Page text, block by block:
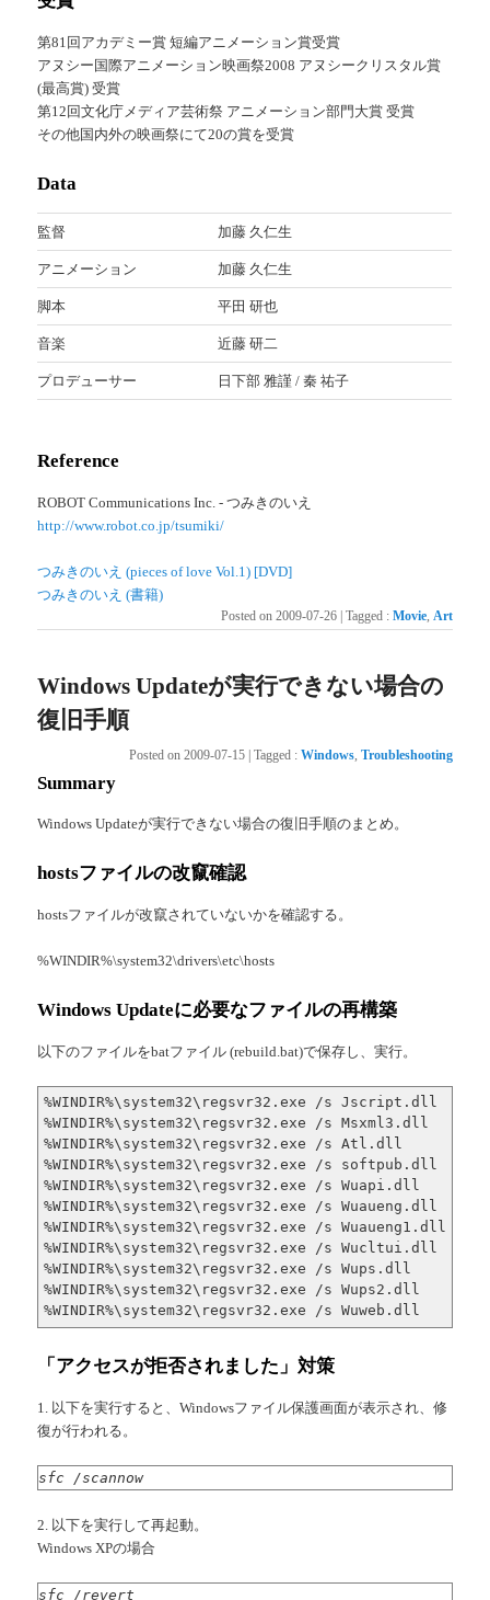
第81回アカデミー賞 短編アニメーション賞受賞
アヌシー国際アニメーション映画祭2008 アヌシークリスタル賞
(最高賞) 受賞
第12回文化庁メディア芸術祭 アニメーション部門大賞 受賞
その他国内外の映画祭にて20の賞を受賞
Data
監督 加藤 久仁生
アニメーション 加藤 久仁生
脚本 平田 研也
音楽 近藤 研二
プロデューサー 日下部 雅謹 / 秦 祐子
Reference
ROBOT Communications Inc. - つみきのいえ
http://www.robot.co.jp/tsumiki/
つみきのいえ (pieces of love Vol.1) [DVD]
つみきのいえ (書籍)
Posted on 2009-07-26 Tagged : Movie, Art
Windows Updateが実行できない場合の
復旧手順
Posted on 2009-07-15 | Tagged : Windows, Troubleshooting
Summary
Windows Updateが実行できない場合の復旧手順のまとめ。
hostsファイルの改竄確認
hostsファイルが改竄されていないかを確認する。
%WINDIR%\system32\drivers\etc\hosts
Windows Updateに必要なファイルの再構築
以下のファイルをbatファイル (rebuild.bat)で保存し、実行。
%WINDIR%\system32\regsvr32.exe /s Jscript.dll
%WINDIR%\system32\regsvr32.exe /s Msxml3.dll
%WINDIR%\system32\regsvr32.exe /s Atl.dll
%WINDIR%\system32\regsvr32.exe /s softpub.dll
%WINDIR%\system32\regsvr32.exe /s Wuapi.dll
%WINDIR%\system32\regsvr32.exe /s Wuaueng.dll
%WINDIR%\system32\regsvr32.exe /s Wuaueng1.dll
%WINDIR%\system32\regsvr32.exe /s Wucltui.dll
%WINDIR%\system32\regsvr32.exe /s Wups.dll
%WINDIR%\system32\regsvr32.exe /s Wups2.dll
%WINDIR%\system32\regsvr32.exe /s Wuweb.dll
「アクセスが拒否されました」対策
1. 以下を実行すると、Windowsファイル保護画面が表示され、修
復が行われる。
sfc /scannow
2. 以下を実行して再起動。
Windows XPの場合
sfc /revert